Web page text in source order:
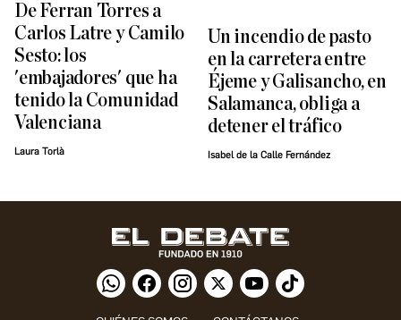
De Ferran Torres a
Carlos Latre y Camilo
Sesto: los
'embajadores' que ha
tenido la Comunidad
Valenciana
Laura Torlà
Un incendio de pasto
en la carretera entre
Éjeme y Galisancho, en
Salamanca, obliga a
detener el tráfico
Isabel de la Calle Fernández